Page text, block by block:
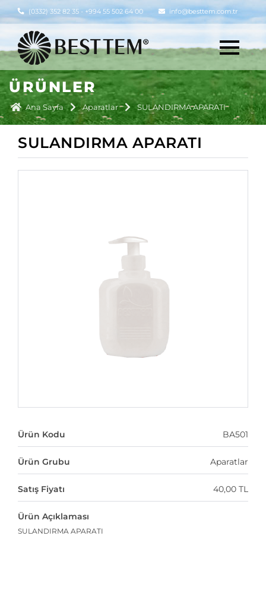
(0332) 352 82 35 - +994 55 502 64 00 info@besttem.com.tr
ÜRÜNLER
Ana Sayfa Aparatlar SULANDIRMA APARATI
SULANDIRMA APARATI
Ürün Kodu BA501
Ürün Grubu Aparatlar
Satış Fiyatı 40,00 TL
Ürün Açıklaması
SULANDIRMA APARATI